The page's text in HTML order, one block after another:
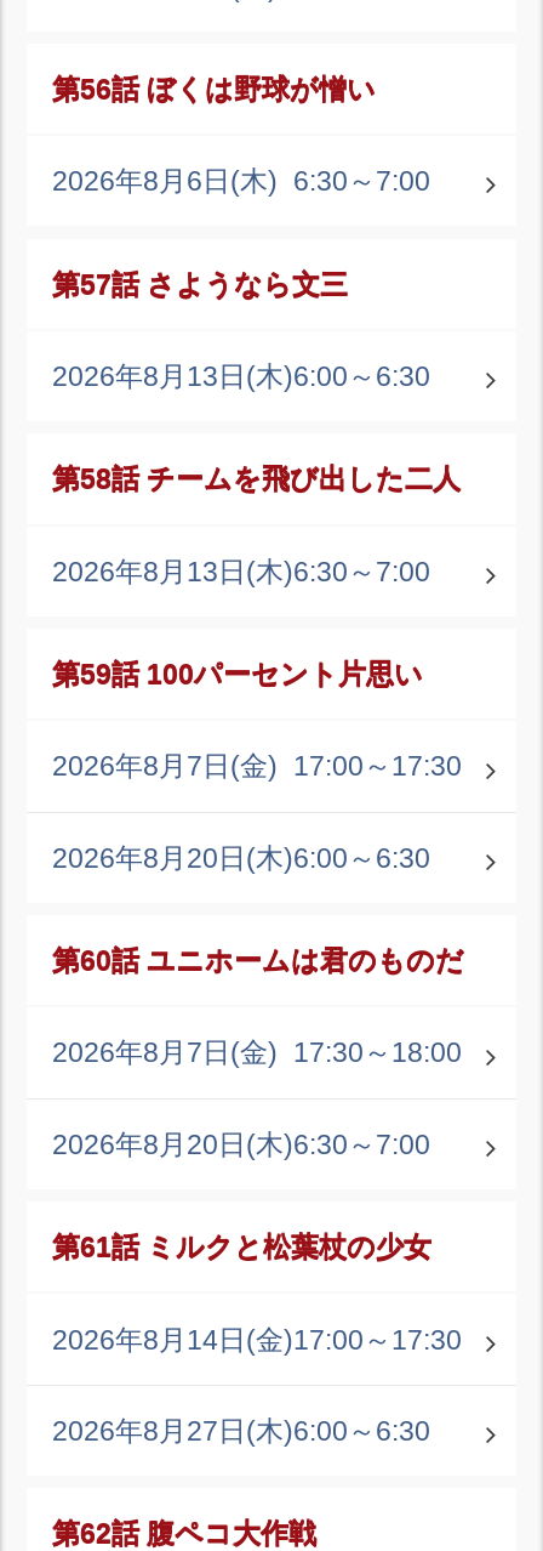
第56話 ぼくは野球が憎い
2026年8月6日(木) 6:30～7:00
第57話 さようなら文三
2026年8月13日(木)6:00～6:30
第58話 チームを飛び出した二人
2026年8月13日(木)6:30～7:00
第59話 100パーセント片思い
2026年8月7日(金) 17:00～17:30
2026年8月20日(木)6:00～6:30
第60話 ユニホームは君のものだ
2026年8月7日(金) 17:30～18:00
2026年8月20日(木)6:30～7:00
第61話 ミルクと松葉杖の少女
2026年8月14日(金)17:00～17:30
2026年8月27日(木)6:00～6:30
第62話 腹ペコ大作戦